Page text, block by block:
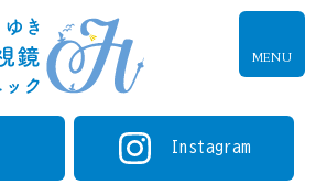
Instagram
MENU